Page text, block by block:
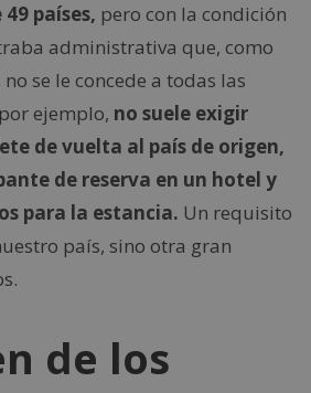
países, pero con la condición
administrativa que, como
se le concede a todas las
ejemplo, no suele exigir
de vuelta al país de origen,
de reserva en un hotel y
para la estancia. Un requisito
país, sino otra gran
de los